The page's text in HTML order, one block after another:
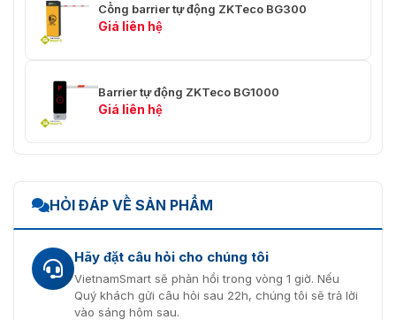
Cổng barrier tự động ZKTeco BG300
Giá liên hệ
Barrier tự động ZKTeco BG1000
Giá liên hệ
HỎI ĐÁP VỀ SẢN PHẨM
Hãy đặt câu hỏi cho chúng tôi
VietnamSmart sẽ phản hồi trong vòng 1 giờ. Nếu
Quý khách gửi câu hỏi sau 22h, chúng tôi sẽ trả lời
vào sáng hôm sau.